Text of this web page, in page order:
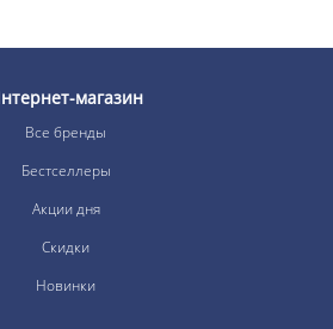
магазин
Все бренды
Бестселлеры
Акции дня
Скидки
Новинки